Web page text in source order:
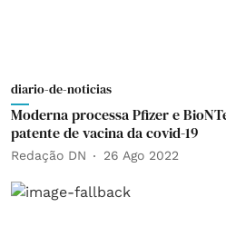
diario-de-noticias
Moderna processa Pfizer e
patente de vacina da covid-19
Redação DN 26 Ago 2022